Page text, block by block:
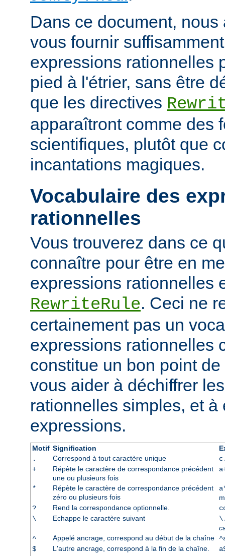
Dans ce document,
vous fournir
expressions rationnelles
pied à l'étrier, sans être
que les directives
apparaîtront comme des
scientifiques, plutôt que
incantations magiques.
Vocabulaire des
rationnelles
Vous trouverez dans ce
connaître pour être en
expressions rationnelles
RewriteRule. Ceci ne
certainement pas un
expressions rationnelles
constitue un bon point
vous aider à déchiffrer
rationnelles simples, et à
expressions.
Motif Signification
.
Correspond à tout caractère unique
+
Répète le caractère de correspondance précédent
une ou plusieurs fois
*
Répète le caractère de correspondance précédent
zéro ou plusieurs fois
?
Rend la correspondance optionnelle.
\
Echappe le caractère suivant
^
Appelé ancrage, correspond au début de la chaîne
$
L'autre ancrage, correspond à la fin de la chaîne.